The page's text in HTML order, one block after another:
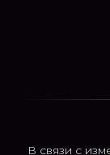
В связи с